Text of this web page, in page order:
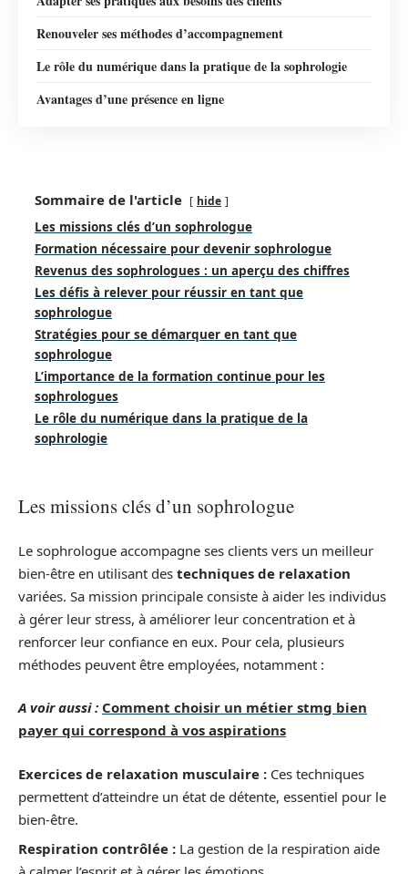
Renouveler ses méthodes d’accompagnement
Le rôle du numérique dans la pratique de la sophrologie
Avantages d’une présence en ligne
Sommaire de l'article hide
Les missions clés d’un sophrologue
Formation nécessaire pour devenir sophrologue
Revenus des sophrologues : un aperçu des chiffres
Les défis à relever pour réussir en tant que
sophrologue
Stratégies pour se démarquer en tant que
sophrologue
L’importance de la formation continue pour les
sophrologues
Le rôle du numérique dans la pratique de la
sophrologie
Les missions clés d’un sophrologue
Le sophrologue accompagne ses clients vers un meilleur
bien-être en utilisant des techniques de relaxation
variées. Sa mission principale consiste à aider les individus
à gérer leur stress, à améliorer leur concentration et à
renforcer leur confiance en eux. Pour cela, plusieurs
méthodes peuvent être employées, notamment :
A voir aussi : Comment choisir un métier stmg bien
payer qui correspond à vos aspirations
Exercices de relaxation musculaire : Ces techniques
permettent d’atteindre un état de détente, essentiel pour le
bien-être.
Respiration contrôlée : La gestion de la respiration aide